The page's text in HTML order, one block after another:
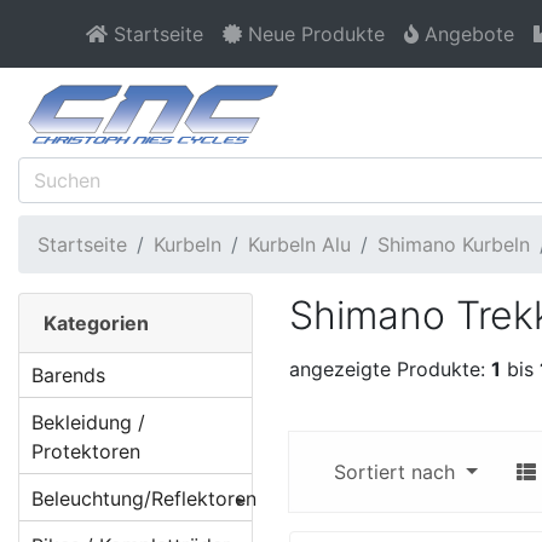
Startseite Neue Produkte Angebote
Startseite Kurbeln Kurbeln Alu Shimano Kurbeln
Shimano
angezeigte Produkte: 1 bis
Sortiert nach
Kategorien
Barends
Bekleidung /
Protektoren
Beleuchtung/Reflektoren